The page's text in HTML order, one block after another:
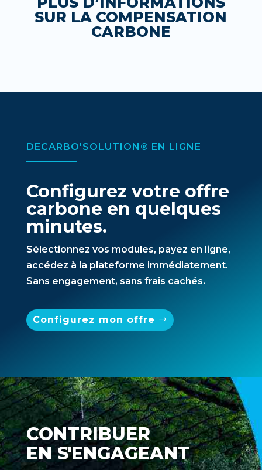
SUR LA COMPENSATION
CARBONE
DECARBO'SOLUTION® EN LIGNE
Configurez votre offre
carbone en quelques
minutes.
Sélectionnez vos modules, payez en ligne,
accédez à la plateforme immédiatement.
Sans engagement, sans frais cachés.
Configurez mon offre
CONTRIBUER
EN S'ENGAGEANT